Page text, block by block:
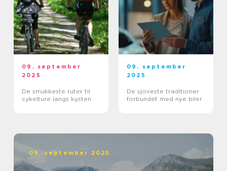
09. september
2025
De smukkeste ruter til
cykelture langs kysten
09. september
2025
De sjoveste traditioner
forbundet med nye biler
09. september 2025